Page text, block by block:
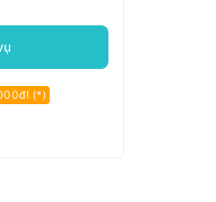
(*)